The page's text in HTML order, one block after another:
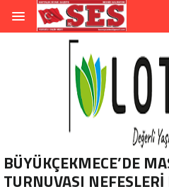
BÜYÜKÇEKMECE’DE
TURNUVASI NEFESLERİ